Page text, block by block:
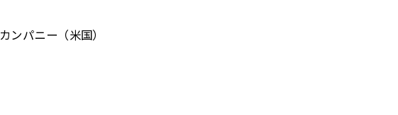
ンパニー（米国）